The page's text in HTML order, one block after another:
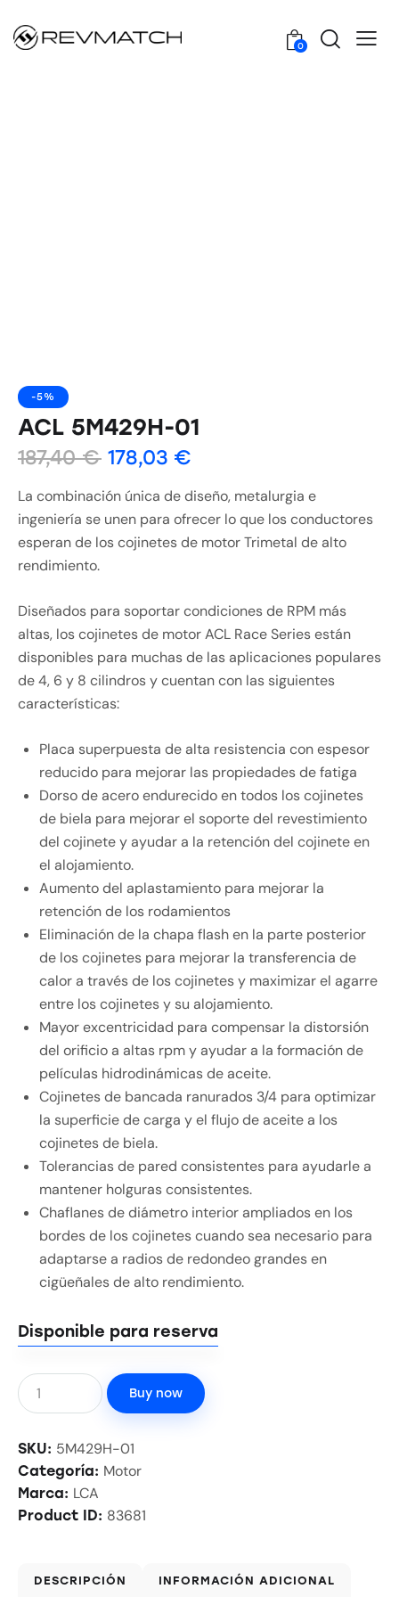
0
-5%
ACL 5M429H-01
187,40€ 178,03 €
La combinación única de diseño, metalurgia e
ingeniería se unen para ofrecer lo que los conductores
esperan de los cojinetes de motor Trimetal de alto
rendimiento.
Diseñados para soportar condiciones de RPM más
altas, los cojinetes de motor ACL Race Series están
disponibles para muchas de las aplicaciones populares
de 4, 6 y 8 cilindros y cuentan con las siguientes
características:
Placa superpuesta de alta resistencia con espesor
reducido para mejorar las propiedades de fatiga
Dorso de acero endurecido en todos los cojinetes
de biela para mejorar el soporte del revestimiento
del cojinete y ayudar a la retención del cojinete en
el alojamiento.
Aumento del aplastamiento para mejorar la
retención de los rodamientos
Eliminación de la chapa flash en la parte posterior
de los cojinetes para mejorar la transferencia de
calor a través de los cojinetes y maximizar el agarre
entre los cojinetes y su alojamiento.
Mayor excentricidad para compensar la distorsión
del orificio a altas rpm y ayudar a la formación de
películas hidrodinámicas de aceite.
Cojinetes de bancada ranurados 3/4 para optimizar
la superficie de carga y el flujo de aceite a los
cojinetes de biela.
Tolerancias de pared consistentes para ayudarle a
mantener holguras consistentes.
Chaflanes de diámetro interior ampliados en los
bordes de los cojinetes cuando sea necesario para
adaptarse a radios de redondeo grandes en
cigüeñales de alto rendimiento.
Disponible para reserva
Buy now
SKU: 5M429H-01
Categoría: Motor
Marca: LCA
Product ID: 83681
DESCRIPCIÓN INFORMACIÓN ADICIONAL